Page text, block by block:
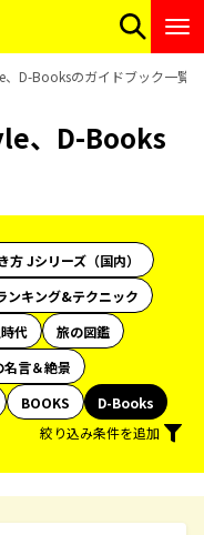
D-Booksのガイドブック一覧
、D-Books
方 Jシリーズ（国内）
ンキング&テクニック
代
旅の図鑑
言＆絶景
BOOKS
D-Books
絞り込み条件を追加